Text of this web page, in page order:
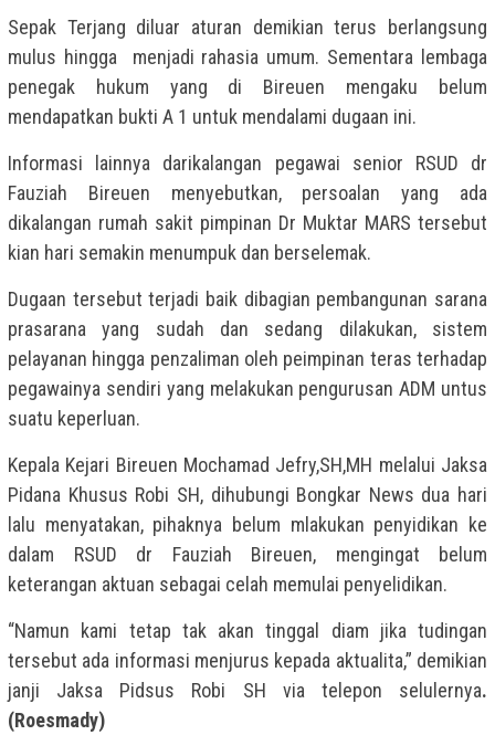
Sepak Terjang diluar aturan demikian terus berlangsung
mulus hingga menjadi rahasia umum. Sementara lembaga
penegak hukum yang di Bireuen mengaku belum
mendapatkan bukti A 1 untuk mendalami dugaan ini.
Informasi lainnya darikalangan pegawai senior RSUD dr
Fauziah Bireuen menyebutkan, persoalan yang ada
dikalangan rumah sakit pimpinan Dr Muktar MARS tersebut
kian hari semakin menumpuk dan berselemak.
Dugaan tersebut terjadi baik dibagian pembangunan sarana
prasarana yang sudah dan sedang dilakukan, sistem
pelayanan hingga penzaliman oleh peimpinan teras terhadap
pegawainya sendiri yang melakukan pengurusan ADM untus
suatu keperluan.
Kepala Kejari Bireuen Mochamad Jefry,SH,MH melalui Jaksa
Pidana Khusus Robi SH, dihubungi Bongkar News dua hari
lalu menyatakan, pihaknya belum mlakukan penyidikan ke
dalam RSUD dr Fauziah Bireuen, mengingat belum
keterangan aktuan sebagai celah memulai penyelidikan.
“Namun kami tetap tak akan tinggal diam jika tudingan
tersebut ada informasi menjurus kepada aktualita,” demikian
janji Jaksa Pidsus Robi SH via telepon selulernya.
(Roesmady)